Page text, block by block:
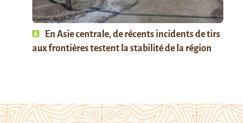
En Asie centrale, de récents incidents de tirs
aux frontières testent la stabilité de la région